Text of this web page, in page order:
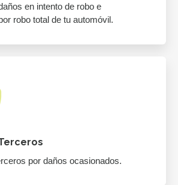
en intento de robo e
robo total de tu automóvil.
por daños ocasionados.